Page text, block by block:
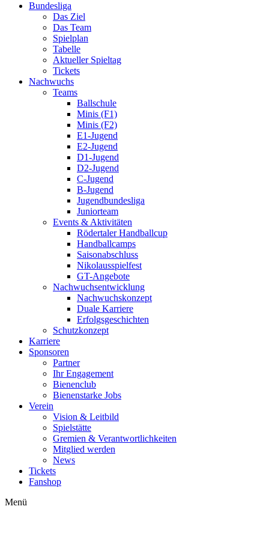
Bundesliga
Das Ziel
Das Team
Spielplan
Tabelle
Aktueller Spieltag
Tickets
Nachwuchs
Teams
Ballschule
Minis (F1)
Minis (F2)
E1-Jugend
E2-Jugend
D1-Jugend
D2-Jugend
C-Jugend
B-Jugend
Jugendbundesliga
Juniorteam
Events & Aktivitäten
Rödertaler Handballcup
Handballcamps
Saisonabschluss
Nikolausspielfest
GT-Angebote
Nachwuchsentwicklung
Nachwuchskonzept
Duale Karriere
Erfolgsgeschichten
Schutzkonzept
Karriere
Sponsoren
Partner
Ihr Engagement
Bienenclub
Bienenstarke Jobs
Verein
Vision & Leitbild
Spielstätte
Gremien & Verantwortlichkeiten
Mitglied werden
News
Tickets
Fanshop
Menü